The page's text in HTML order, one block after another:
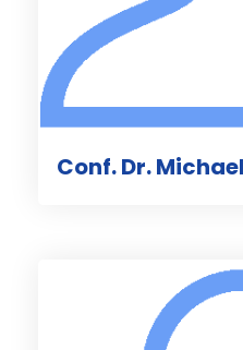
Conf. Dr.